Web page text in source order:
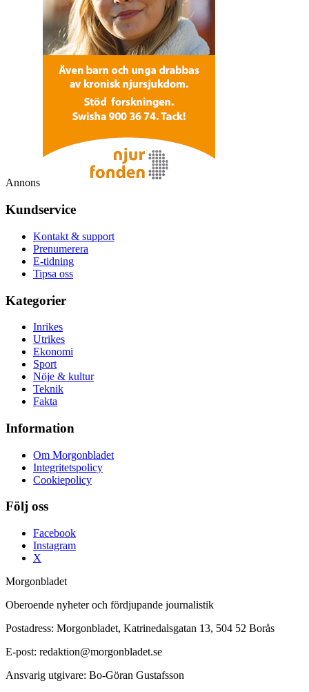
Annons
Kundservice
Kontakt & support
Prenumerera
E-tidning
Tipsa oss
Kategorier
Inrikes
Utrikes
Ekonomi
Sport
Nöje & kultur
Teknik
Fakta
Information
Om Morgonbladet
Integritetspolicy
Cookiepolicy
Följ oss
Facebook
Instagram
X
Morgonbladet
Oberoende nyheter och fördjupande journalistik
Postadress: Morgonbladet, Katrinedalsgatan 13, 504 52 Borås
E-post: redaktion@morgonbladet.se
Ansvarig utgivare: Bo-Göran Gustafsson